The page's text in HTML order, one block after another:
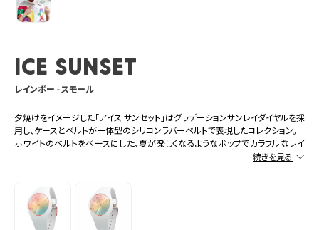
ICE sunset
レインボー - スモール
夕焼けをイメージした「アイス サンセット」はグラデーションサンレイダイヤルを採
用し、ケースとベルトが一体型のシリコンラバーベルトで表現したコレクション。
ホワイトのベルトをベースにした、夏が楽しくなるようなポップでカラフルなレイ